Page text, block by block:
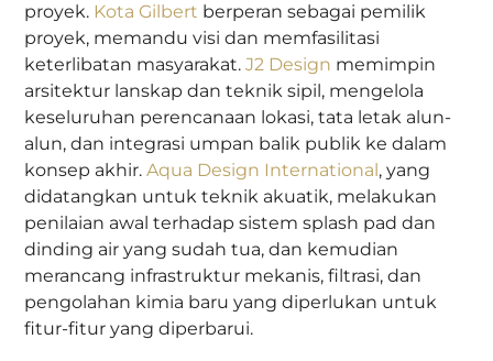
proyek. Kota Gilbert berperan sebagai pemilik
proyek, memandu visi dan memfasilitasi
keterlibatan masyarakat.J2 Design memimpin
arsitektur lanskap dan teknik sipil, mengelola
keseluruhan perencanaan lokasi, tata letak alun-
alun, dan integrasi umpan balik publik ke dalam
konsep akhir. Aqua Design International , yang
didatangkan untuk teknik akuatik, melakukan
penilaian awal terhadap sistem splash pad dan
dinding air yang sudah tua, dan kemudian
merancang infrastruktur mekanis, filtrasi, dan
pengolahan kimia baru yang diperlukan untuk
fitur-fitur yang diperbarui.